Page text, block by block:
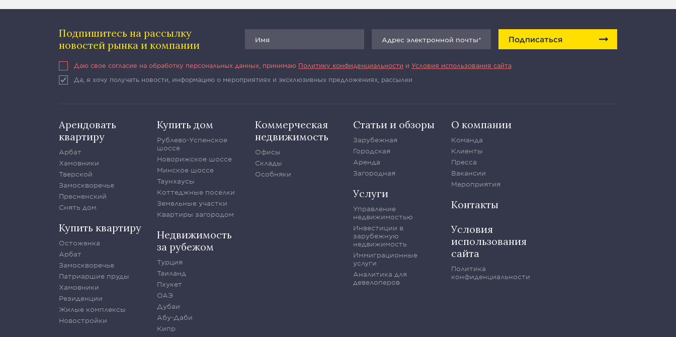
Подпишитесь на рассылку
новостей рынка и компании
Подписаться
Даю свое согласие на обработку персональных данных, принимаю Политику конфиденциальности и Условия использования сайта
Да, я хочу получать новости, информацию о мероприятиях и эксклюзивных предложениях, рассылки
Арендовать
квартиру
Арбат
Хамовники
Тверской
Замоскворечье
Пресненский
Снять дом
Купить квартиру
Остоженка
Арбат
Замоскворечье
Патриаршие пруды
Хамовники
Резиденции
Жилые комплексы
Новостройки
Купить дом
Рублево-Успенское
шоссе
Новорижское шоссе
Минское шоссе
Таунхаусы
Коттеджные поселки
Земельные участки
Квартиры загородом
Недвижимость
за рубежом
Турция
Таиланд
Пхукет
ОАЭ
Дубаи
Абу-Даби
Кипр
Коммерческая
недвижимость
Офисы
Склады
Особняки
Статьи и обзоры
Зарубежная
Городская
Аренда
Загородная
Услуги
Управление
недвижимостью
Инвестиции в
зарубежную
недвижимость
Иммиграционные
услуги
Аналитика для
девелоперов
О компании
Команда
Клиенты
Пресса
Вакансии
Мероприятия
Контакты
Условия
использования
сайта
Политика
конфиденциальности